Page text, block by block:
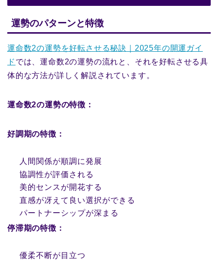
運勢のパターンと特徴
運命数2の運勢を好転させる秘訣｜2025年の開運ガイ
ド では、運命数2の運勢の流れと、それを好転させる具
体的な方法が詳しく解説されています。
運命数2の運勢の特徴：
好調期の特徴：
人間関係が順調に発展
協調性が評価される
美的センスが開花する
直感が冴えて良い選択ができる
パートナーシップが深まる
停滞期の特徴：
優柔不断が目立つ